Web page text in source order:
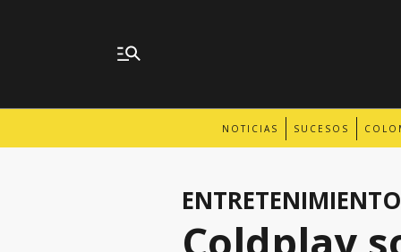
NOTICIAS SUCESOS
ENTRETENIMIENTO